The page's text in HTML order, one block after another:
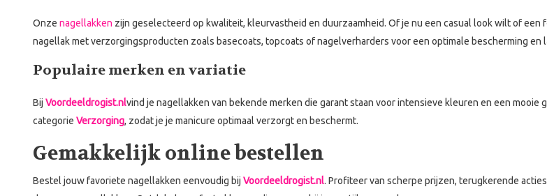
Onze nagellakken zijn geselecteerd op kwaliteit, kleurvastheid en duurzaamheid. Of je nu een casual look wilt of
nagellak met verzorgingsproducten zoals basecoats, topcoats of nagelverharders voor een optimale bescherming en
Populaire merken en variatie
Bij Voordeeldrogist.nlvind je nagellakken van bekende merken die garant staan voor intensieve kleuren en een
categorie Verzorging, zodat je je manicure optimaal verzorgt en beschermt.
Gemakkelijk online bestellen
Bestel jouw favoriete nagellakken eenvoudig bij Voordeeldrogist.nl. Profiteer van scherpe prijzen, terugkerende